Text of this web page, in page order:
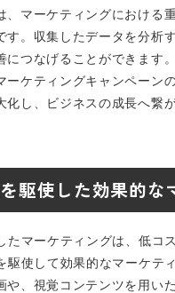
、マーケティングにおける
す。収集したデータを分析
につなげることができます
ーケティングキャンペーン
化し、ビジネスの成長へ繋が
駆使した効果的な
たマーケティングは、低コ
駆使して効果的なマーケテ
や、視覚コンテンツを用い